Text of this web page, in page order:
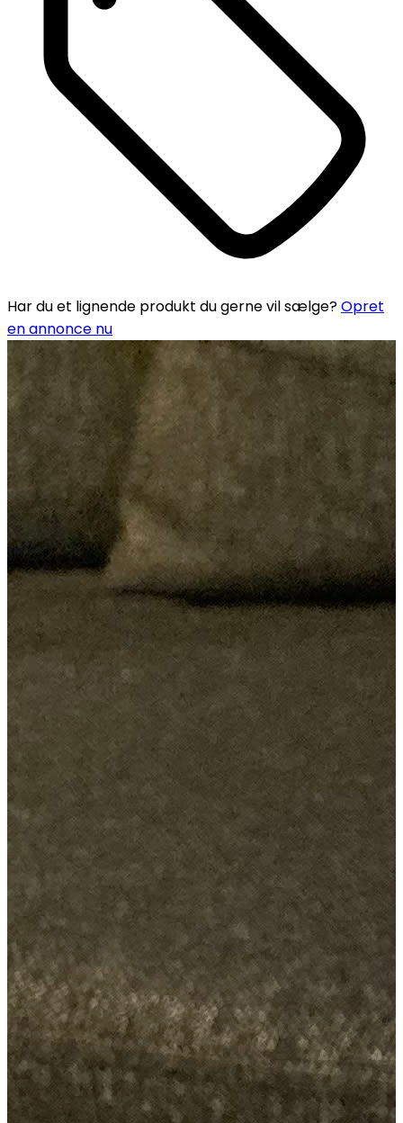
Har du et lignende produkt du gerne vil sælge?Opret
en annonce nu